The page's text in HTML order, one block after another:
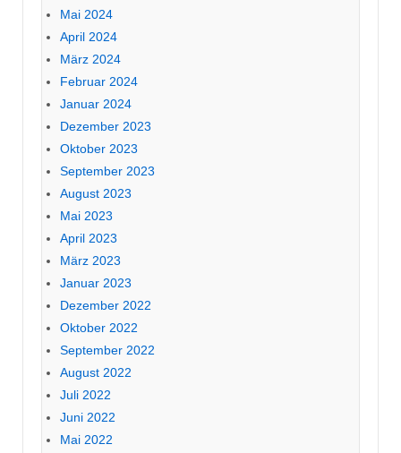
Mai 2024
April 2024
März 2024
Februar 2024
Januar 2024
Dezember 2023
Oktober 2023
September 2023
August 2023
Mai 2023
April 2023
März 2023
Januar 2023
Dezember 2022
Oktober 2022
September 2022
August 2022
Juli 2022
Juni 2022
Mai 2022